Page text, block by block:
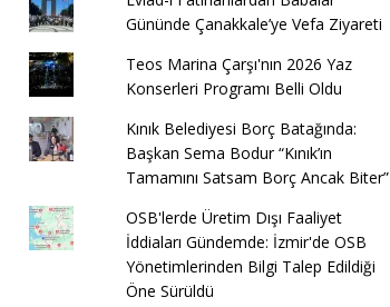
Gününde Çanakkale’ye Vefa Ziyareti
Teos Marina Çarşı'nın 2026 Yaz
Konserleri Programı Belli Oldu
Kınık Belediyesi Borç Batağında:
Başkan Sema Bodur “Kınık’ın
Tamamını Satsam Borç Ancak Biter”
OSB'lerde Üretim Dışı Faaliyet
İddiaları Gündemde: İzmir'de OSB
Yönetimlerinden Bilgi Talep Edildiği
Öne Sürüldü